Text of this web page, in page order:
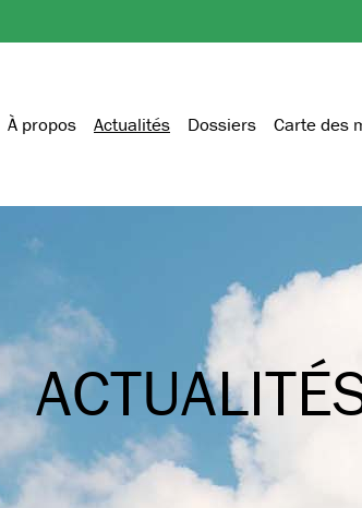
À propos Actualités Dossiers Carte des